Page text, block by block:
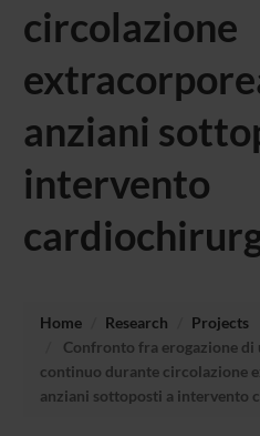
circolazione
anziani
intervento
Home Research
Projects
Confronto fra erogazione di
continuo durante circolazione
anziani sottoposti a intervento